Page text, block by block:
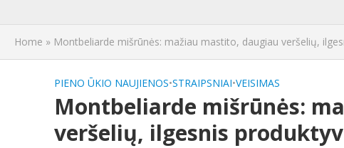
Home » Montbeliarde mišrūnės: mažiau mastito, daugiau veršelių,
PIENO ŪKIO NAUJIENOS•STRAIPSNIAI•VEISIMAS
Montbeliarde mišrūnės:
veršelių, ilgesnis